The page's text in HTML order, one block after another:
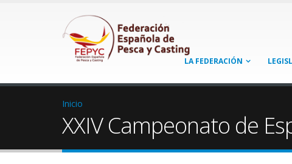
LA FEDERACIÓN
Inicio
XXIV Campeonato de